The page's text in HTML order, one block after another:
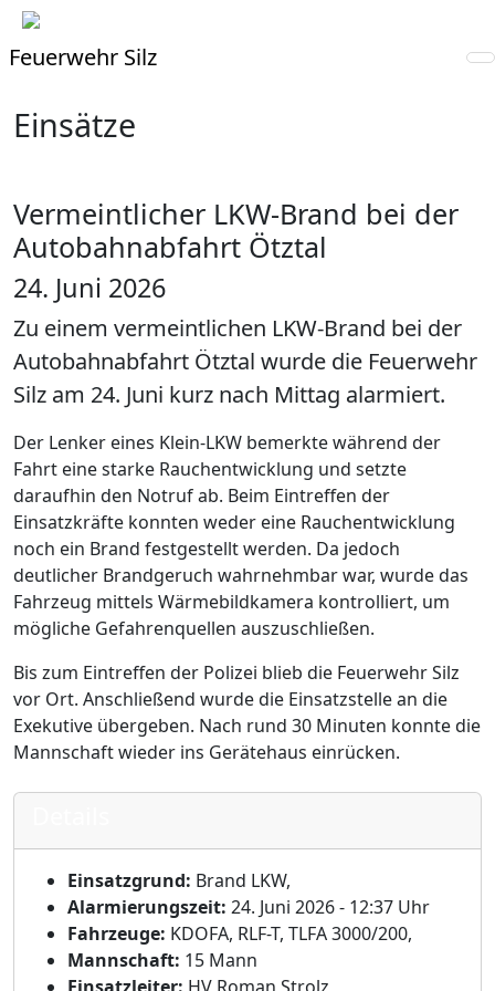
Feuerwehr Silz
Einsätze
Vermeintlicher LKW-Brand bei der
Autobahnabfahrt Ötztal
24. Juni 2026
Zu einem vermeintlichen LKW-Brand bei der
Autobahnabfahrt Ötztal wurde die Feuerwehr
Silz am 24. Juni kurz nach Mittag alarmiert.
Der Lenker eines Klein-LKW bemerkte während der
Fahrt eine starke Rauchentwicklung und setzte
daraufhin den Notruf ab. Beim Eintreffen der
Einsatzkräfte konnten weder eine Rauchentwicklung
noch ein Brand festgestellt werden. Da jedoch
deutlicher Brandgeruch wahrnehmbar war, wurde das
Fahrzeug mittels Wärmebildkamera kontrolliert, um
mögliche Gefahrenquellen auszuschließen.
Bis zum Eintreffen der Polizei blieb die Feuerwehr Silz
vor Ort. Anschließend wurde die Einsatzstelle an die
Exekutive übergeben. Nach rund 30 Minuten konnte die
Mannschaft wieder ins Gerätehaus einrücken.
Einsatzgrund: Brand LKW,
Alarmierungszeit: 24. Juni 2026 - 12:37 Uhr
Fahrzeuge: KDOFA, RLF-T, TLFA 3000/200,
Mannschaft: 15 Mann